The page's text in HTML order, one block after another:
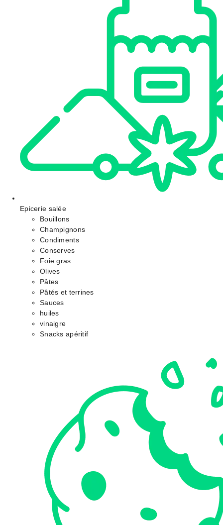
Epicerie salée
Bouillons
Champignons
Condiments
Conserves
Foie gras
Olives
Pâtes
Pâtés et terrines
Sauces
huiles
vinaigre
Snacks apéritif